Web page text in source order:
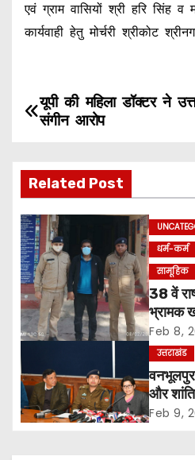
एवं ग्राम वासियों श्री हरि सिंह
कार्यवाही हेतु मोर्चरी श्रीकोट
P
s
t
n
a
v
i
g
a
यूपी की महिला डॉक्टर ने
संगीन आरोप
Related Post
धर्म-कर्म
सामूहिक
38 वें
भ्रामक
किया
Feb 8,
उत्तराखंड
और
Feb 9,